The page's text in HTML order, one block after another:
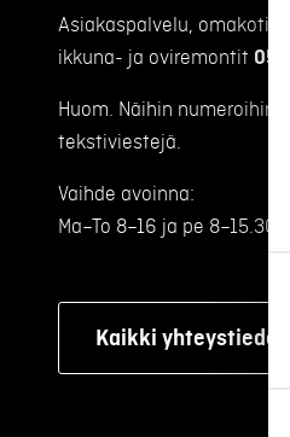
Asiakaspalvelu,
ikkuna- ja oviremontit
Huom. Näihin numeroihin
tekstiviestejä.
Vaihde avoinna:
Ma–To 8–16 ja pe 8–15.30
Kaikki yhteystiedot